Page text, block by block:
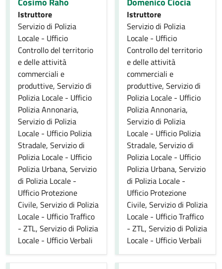
Istruttore
Servizio di Polizia
Locale - Ufficio
Controllo del territorio
e delle attività
commerciali e
produttive, Servizio di
Polizia Locale - Ufficio
Polizia Annonaria,
Servizio di Polizia
Locale - Ufficio Polizia
Stradale, Servizio di
Polizia Locale - Ufficio
Polizia Urbana, Servizio
di Polizia Locale -
Ufficio Protezione
Civile, Servizio di Polizia
Locale - Ufficio Traffico
- ZTL, Servizio di Polizia
Locale - Ufficio Verbali
Istruttore
Servizio di Polizia
Locale - Ufficio
Controllo del territorio
e delle attività
commerciali e
produttive, Servizio di
Polizia Locale - Ufficio
Polizia Annonaria,
Servizio di Polizia
Locale - Ufficio Polizia
Stradale, Servizio di
Polizia Locale - Ufficio
Polizia Urbana, Servizio
di Polizia Locale -
Ufficio Protezione
Civile, Servizio di Polizia
Locale - Ufficio Traffico
- ZTL, Servizio di Polizia
Locale - Ufficio Verbali